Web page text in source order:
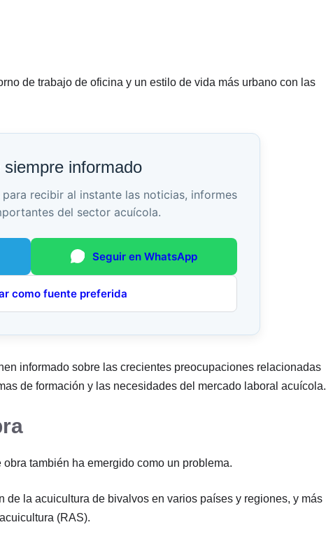
de trabajo de oficina y un estilo de vida más urbano con las
siempre informado
recibir al instante las noticias, informes
del sector acuícola.
Seguir en WhatsApp
como fuente preferida
informado sobre las crecientes preocupaciones relacionadas
de formación y las necesidades del mercado laboral acuícola.
también ha emergido como un problema.
de la acuicultura de bivalvos en varios países y regiones, y más
(RAS).